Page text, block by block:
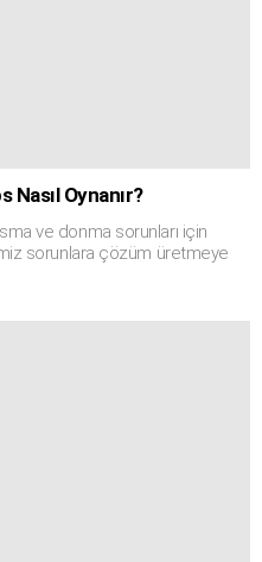
Nasıl Oynanır?
ve donma sorunları için
sorunlara çözüm üretmeye